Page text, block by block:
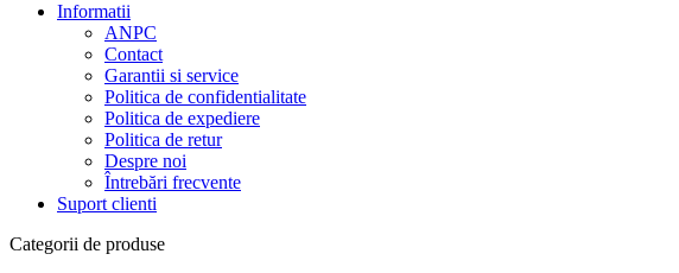
Informatii
ANPC
Contact
Garantii si service
Politica de confidentialitate
Politica de expediere
Politica de retur
Despre noi
Întrebări frecvente
Suport clienti
Categorii de produse